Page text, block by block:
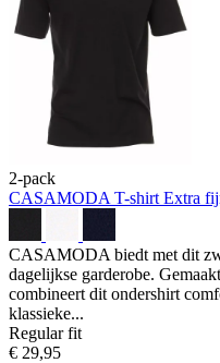
2-pack
CASAMODA T-shirt Extra
CASAMODA biedt met dit
dagelijkse garderobe.
combineert dit ondershirt
klassieke...
Regular fit
€ 29,95